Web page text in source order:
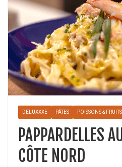
DELUXXXE PÂTES POISSONS &
PAPPARDELLES
CÔTE NORD